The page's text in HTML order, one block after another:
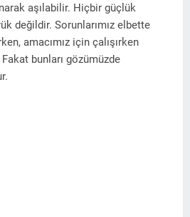
aşılabilir. Hiçbir güçlük
değildir. Sorunlarımız elbette
amacımız için çalışırken
bunları gözümüzde